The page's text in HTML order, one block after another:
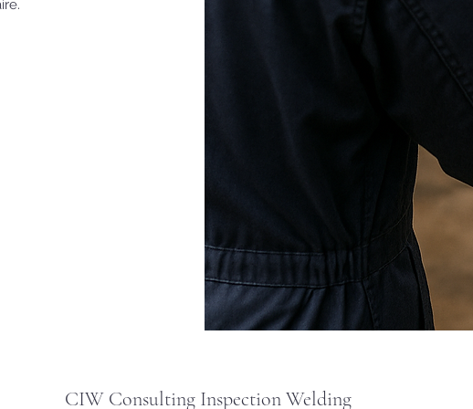
CIW Consulting Inspection Welding